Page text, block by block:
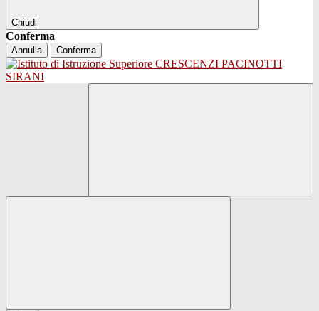
Chiudi
Conferma
Annulla Conferma